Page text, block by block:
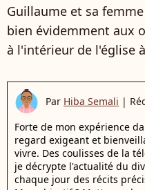
Guillaume et sa
bien évidemment aux
à l'intérieur de l'église
Par Hiba Semali |
Forte de mon expérience
regard exigeant et
vivre. Des coulisses de la
je décrypte l'actualité du
chaque jour des récits